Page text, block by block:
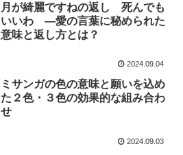
月が綺麗ですねの返し 死んでも
いいわ —愛の言葉に秘められた
意味と返し方とは？
2024.09.04
ミサンガの色の意味と願いを込め
た２色・３色の効果的な組み合わ
せ
2024.09.03